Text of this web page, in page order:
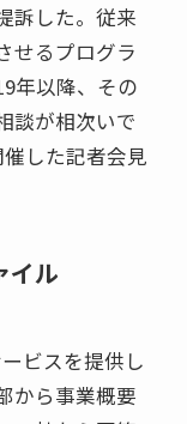
訴した。従来
せるプログラ
年以降、その
談が相次いで
した記者会見
イル
ビスを提供し
から事業概要